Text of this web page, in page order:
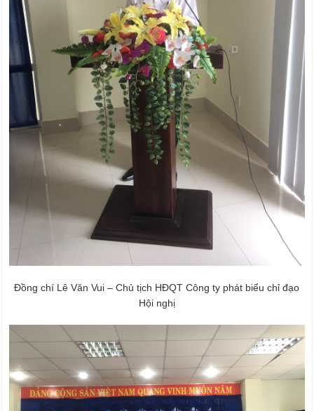
Đồng chí Lê Văn Vui – Chủ tịch HĐQT Công ty phát biểu chỉ đạo
Hội nghị